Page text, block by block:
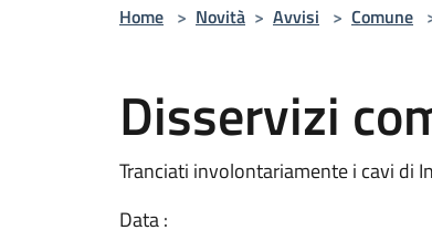
Home > Novità > Avvisi > Comune
Disservizi
Tranciati involontariamente i cavi di
Data :